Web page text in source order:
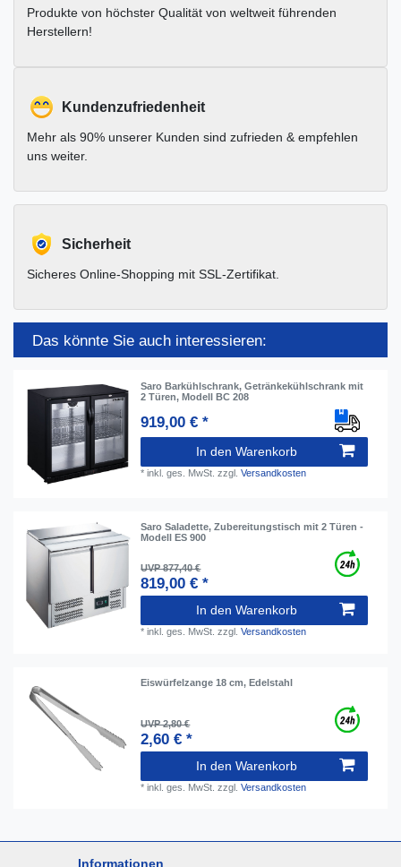
Produkte von höchster Qualität von weltweit führenden
Herstellern!
Kundenzufriedenheit
Mehr als 90% unserer Kunden sind zufrieden & empfehlen
uns weiter.
Sicherheit
Sicheres Online-Shopping mit SSL-Zertifikat.
Das könnte Sie auch interessieren:
Saro Barkühlschrank, Getränkekühlschrank mit
2 Türen, Modell BC 208
919,00 € *
In den Warenkorb
*inkl. ges. MwSt. zzgl.Versandkosten
Saro Saladette, Zubereitungstisch mit 2 Türen -
Modell ES 900
UVP 877,40 €
819,00 € *
In den Warenkorb
*inkl. ges. MwSt. zzgl.Versandkosten
Eiswürfelzange 18 cm, Edelstahl
UVP 2,80 €
2,60 € *
In den Warenkorb
*inkl. ges. MwSt. zzgl.Versandkosten
Informationen